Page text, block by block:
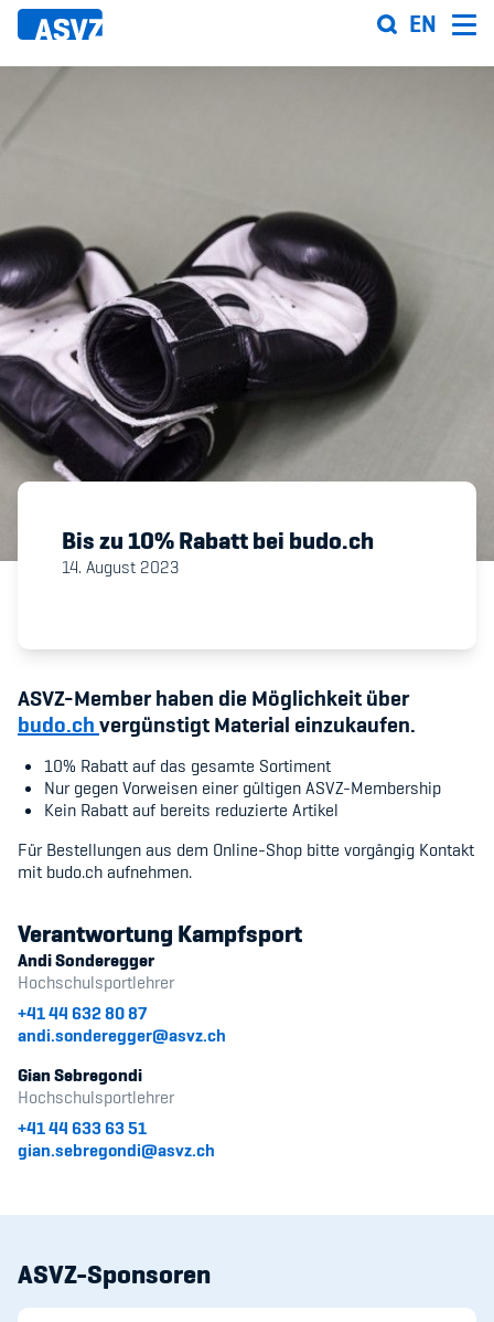
Direkt
zum
EN
Sportarten
Sportanlagen
Events
ASVZ@home
Member's Manual / FAQ
Academy
Blog
Infomails
Kinderbetreuung
Schwangerschaft & Sport
Spitzensport & Studium
Organisation
Bis zu 10% Rabatt bei budo.ch
14. August 2023
ASVZ-Member haben die Möglichkeit über
budo.chvergünstigt Material einzukaufen.
10% Rabatt auf das gesamte Sortiment
Nur gegen Vorweisen einer gültigen ASVZ-Membership
Kein Rabatt auf bereits reduzierte Artikel
Für Bestellungen aus dem Online-Shop bitte vorgängig Kontakt
mit budo.ch aufnehmen.
Verantwortung Kampfsport
Andi Sonderegger
Hochschulsportlehrer
+41 44 632 80 87
andi.sonderegger@asvz.ch
Gian Sebregondi
Hochschulsportlehrer
+41 44 633 63 51
gian.sebregondi@asvz.ch
ASVZ-Sponsoren